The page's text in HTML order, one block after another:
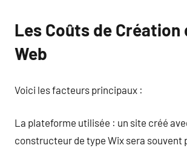
Les Coûts de Création
Web
Voici les facteurs principaux :
La plateforme utilisée : un site créé
constructeur de type Wix sera souvent